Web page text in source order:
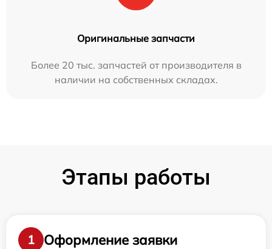
Оригинальные запчасти
Более 20 тыс. запчастей от производителя в
наличии на собственных складах.
Этапы работы
1
Оформление заявки